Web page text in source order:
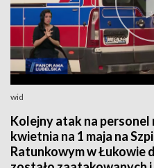
wid
Kolejny atak na personel
kwietnia na 1 maja na
Ratunkowym w Łukowie